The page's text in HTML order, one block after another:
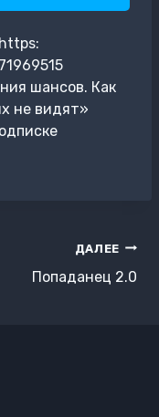
шансов. Как
не видят»
ДАЛЕЕ
Попаданец 2.0